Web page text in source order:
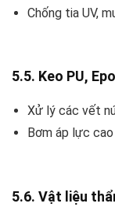
Chống tia UV,
5.5. Keo PU,
Xử lý các vết
Bơm áp lực
5.6. Vật liệu